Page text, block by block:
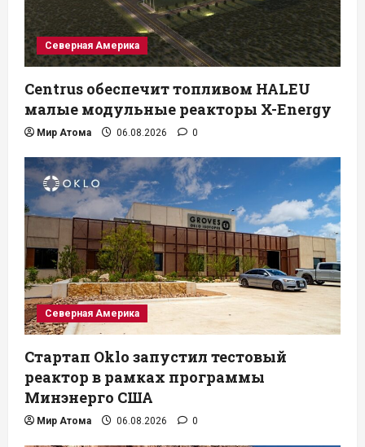
Северная Америка
Centrus обеспечит топливом HALEU
малые модульные реакторы X-Energy
Мир Атома 06.08.2026 0
Северная Америка
Стартап Oklo запустил тестовый
реактор в рамках программы
Минэнерго США
Мир Атома 06.08.2026 0